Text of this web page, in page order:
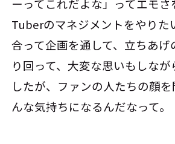
ーってこれだよな」ってエモ
Tuberのマネジメントをやりた
合って企画を通して、立ちあげ
り回って、大変な思いもしな
したが、ファンの人たちの顔
んな気持ちになるんだなって。